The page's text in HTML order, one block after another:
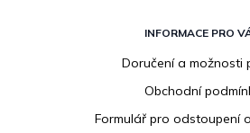
INFORMACE PRO
Doručení a možnosti
Obchodní
Formulář pro odstoupení